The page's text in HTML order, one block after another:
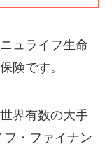
は実際ど
？】セルプ
ト株式会社の
ュライフ生命
険です。
界有数の大手
・ファイナン